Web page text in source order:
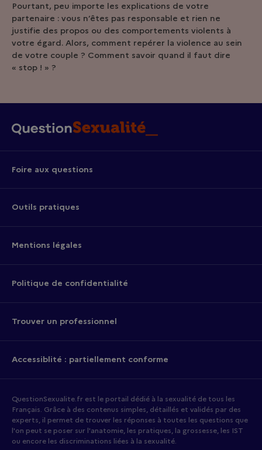
Pourtant, peu importe les explications de votre
partenaire : vous n’êtes pas responsable et rien ne
justifie des propos ou des comportements violents à
votre égard. Alors, comment repérer la violence au sein
de votre couple ? Comment savoir quand il faut dire
« stop ! » ?
Foire aux questions
Outils pratiques
Mentions légales
Politique de confidentialité
Trouver un professionnel
Accessiblité : partiellement conforme
QuestionSexualite.fr est le portail dédié à la sexualité de tous les
Français. Grâce à des contenus simples, détaillés et validés par des
experts, il permet de trouver les réponses à toutes les questions que
l'on peut se poser sur l'anatomie, les pratiques, la grossesse, les IST
ou encore les discriminations liées à la sexualité.